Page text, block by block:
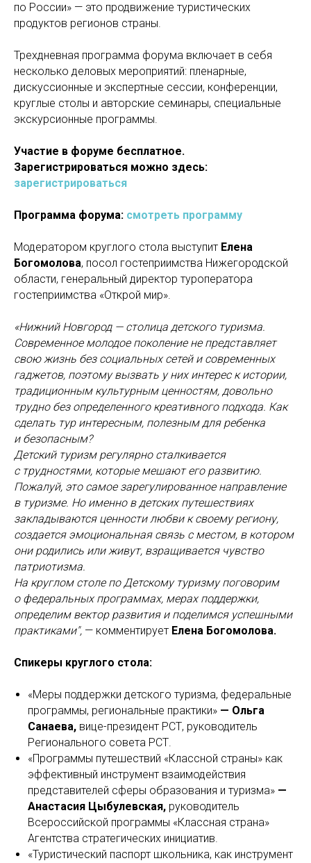
по России» — это продвижение туристических
продуктов регионов страны.
Трехдневная программа форума включает в себя
несколько деловых мероприятий: пленарные,
дискуссионные и экспертные сессии, конференции,
круглые столы и авторские семинары, специальные
экскурсионные программы.
Участие в форуме бесплатное.
Зарегистрироваться можно здесь:
зарегистрироваться
Программа форума: смотреть программу
Модератором круглого стола выступит Елена
Богомолова, посол гостеприимства Нижегородской
области, генеральный директор туроператора
гостеприимства «Открой мир».
«Нижний Новгород — столица детского туризма.
Современное молодое поколение не представляет
свою жизнь без социальных сетей и современных
гаджетов, поэтому вызвать у них интерес к истории,
традиционным культурным ценностям, довольно
трудно без определенного креативного подхода. Как
сделать тур интересным, полезным для ребенка
и безопасным?
Детский туризм регулярно сталкивается
с трудностями, которые мешают его развитию.
Пожалуй, это самое зарегулированное направление
в туризме. Но именно в детских путешествиях
закладываются ценности любви к своему региону,
создается эмоциональная связь с местом, в котором
они родились или живут, взращивается чувство
патриотизма.
На круглом столе по Детскому туризму поговорим
о федеральных программах, мерах поддержки,
определим вектор развития и поделимся успешными
практиками", — комментирует Елена Богомолова.
Спикеры круглого стола:
«Меры поддержки детского туризма, федеральные
программы, региональные практики» — Ольга
Санаева, вице-президент РСТ, руководитель
Регионального совета РСТ.
«Программы путешествий «Классной страны» как
эффективный инструмент взаимодействия
представителей сферы образования и туризма» —
Анастасия Цыбулевская, руководитель
Всероссийской программы «Классная страна»
Агентства стратегических инициатив.
«Туристический паспорт школьника, как инструмент